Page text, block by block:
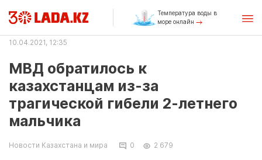
Температура воды в
море онлайн
10.04.2021, 12:35
МВД обратилось к
казахстанцам из-за
трагической гибели 2-летнего
мальчика
Новости Казахстана и мира 0 2 679